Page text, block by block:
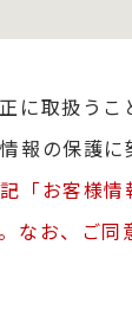
に取扱うこ
の保護に
「お客様情
なお、ご同